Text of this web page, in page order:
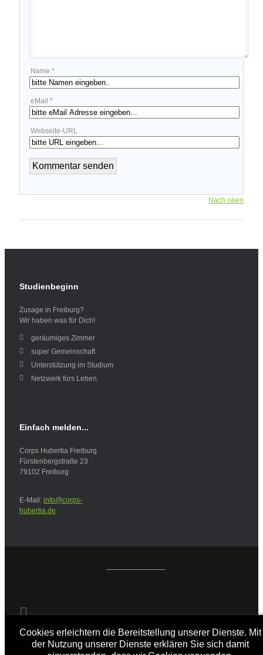
Name *
eMail *
Webseite-URL
Nach oben
Studienbeginn
Zusage in Freiburg?
Wir haben was für Dich!
geräumiges Zimmer
super Gemeinschaft
Unterstützung im Studium
Netzwerk fürs Leben
Einfach melden...
Corps Hubertia Freiburg
Fürstenbergstraße 23
79102 Freiburg
E-Mail: info@corps-
hubertia.de
Cookies erleichtern die Bereitstellung unserer Dienste. Mit
der Nutzung unserer Dienste erklären Sie sich damit